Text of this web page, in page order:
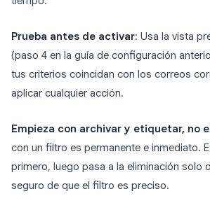
Prueba antes de activar: Usa la vista
(paso 4 en la guía de configuración
tus criterios coincidan con los correos
aplicar cualquier acción.
Empieza con archivar y etiquetar, no
con un filtro es permanente e inmediato.
primero, luego pasa a la eliminación solo
seguro de que el filtro es preciso.